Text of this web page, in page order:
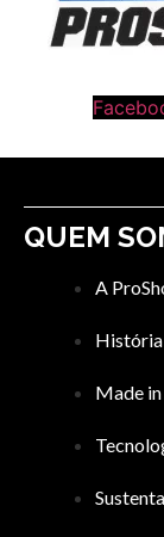
QUEM
A
História
Made